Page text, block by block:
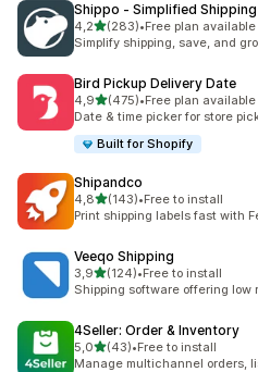
Shippo ‑ Simplified Shipping
4,2z 5 hvězd
(283)
Celkový počet recenzí: 283
•Free plan available
Simplify shipping, save, and
Bird Pickup Delivery Date
4,9z 5 hvězd
(475)
Celkový počet recenzí: 475
•Free plan available
Date & time picker for store
Built for Shopify
Shipandco
4,8z 5 hvězd
(143)
Celkový počet recenzí: 143
•Free to install
Print shipping labels fast with
Veeqo Shipping
3,9z 5 hvězd
(124)
Celkový počet recenzí: 124
•Free to install
Shipping software offering
4Seller: Order & Inventory
5,0z 5 hvězd
(43)
Celkový počet recenzí: 43
•Free to install
Manage multichannel orders,